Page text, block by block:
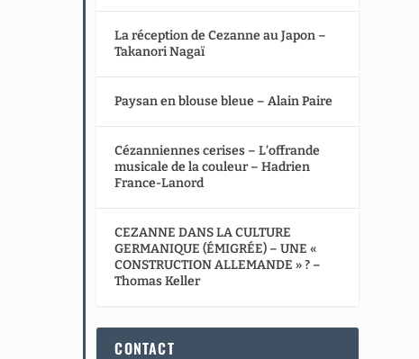
La réception de Cezanne au Japon –
Takanori Nagaï
Paysan en blouse bleue – Alain Paire
Cézanniennes cerises – L’offrande
musicale de la couleur – Hadrien
France-Lanord
CEZANNE DANS LA CULTURE
GERMANIQUE (ÉMIGRÉE) – UNE «
CONSTRUCTION ALLEMANDE » ? –
Thomas Keller
CONTACT